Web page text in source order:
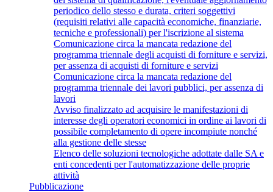
periodico dello stesso e durata, criteri soggettivi
(requisiti relativi alle capacità economiche, finanziarie,
tecniche e professionali) per l'iscrizione al sistema
Comunicazione circa la mancata redazione del
programma triennale degli acquisti di forniture e servizi,
per assenza di acquisti di forniture e servizi
Comunicazione circa la mancata redazione del
programma triennale dei lavori pubblici, per assenza di
lavori
Avviso finalizzato ad acquisire le manifestazioni di
interesse degli operatori economici in ordine ai lavori di
possibile completamento di opere incompiute nonché
alla gestione delle stesse
Elenco delle soluzioni tecnologiche adottate dalle SA e
enti concedenti per l'automatizzazione delle proprie
attività
Pubblicazione